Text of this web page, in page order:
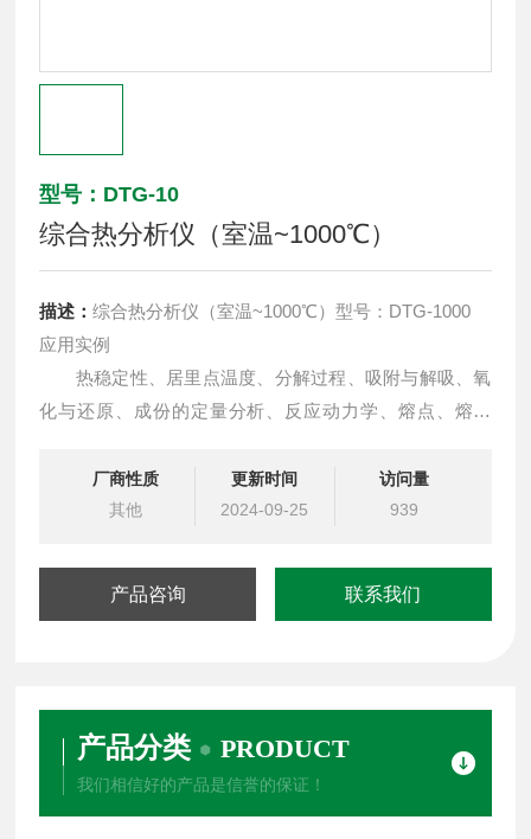
型号：DTG-10
综合热分析仪（室温~1000℃）
描述：综合热分析仪（室温~1000℃）型号：DTG-1000
应用实例
热稳定性、居里点温度、分解过程、吸附与解吸、氧
化与还原、成份的定量分析、反应动力学、熔点、熔化
期）、玻璃化转变温度、添加剂与填充剂影响。
厂商性质
其他
更新时间
2024-09-25
访问量
939
产品咨询 联系我们
产品分类 PRODUCT
我们相信好的产品是信誉的保证！